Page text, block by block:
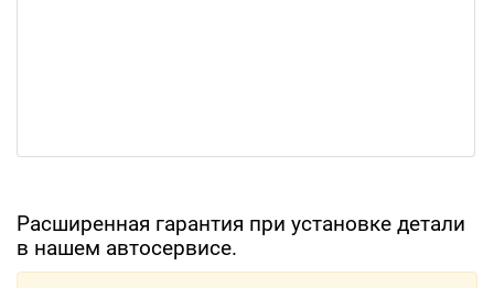
Расширенная гарантия при установке детали
в нашем автосервисе.